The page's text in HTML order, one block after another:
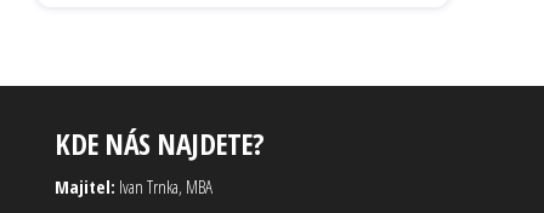
KDE NÁS NAJDETE?
Majitel: Ivan Trnka, MBA